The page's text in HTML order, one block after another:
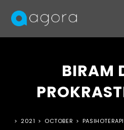
BIRAM
> 2021 > OCTOBER >